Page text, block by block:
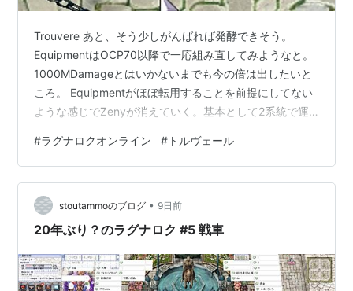
Trouvere あと、そう少しがんばれば発酵できそう。
EquipmentはOCP70以降で一応組み直してみようなと。
1000MDamageとはいかないまでも今の倍は出したいと
ころ。 Equipmentがほぼ転用することを前提にしてない
ような感じでZenyが消えていく。基本として2系統で運
MetallicとRinstormの併用でEquipmentを揃えて、今もそ
んな感じだしな～。 他 Imperial Guard Cardinal lvl250止
めで必要物資を目的に派遣予定。各部位の変更は最小限
に抑えたい。 Hyper Novice Su…
#ラグナロクオンライン # トルヴェール
stoutammoのブログ • 9日前
20年ぶり？のラグナロク #5 戦車